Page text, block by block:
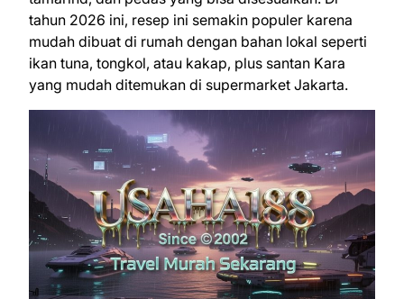
tahun 2026 ini, resep ini semakin populer karena
mudah dibuat di rumah dengan bahan lokal seperti
ikan tuna, tongkol, atau kakap, plus santan Kara
yang mudah ditemukan di supermarket Jakarta.